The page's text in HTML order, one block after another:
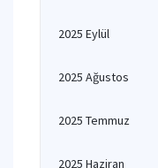
2025 Eylül
2025 Ağustos
2025 Temmuz
2025 Haziran